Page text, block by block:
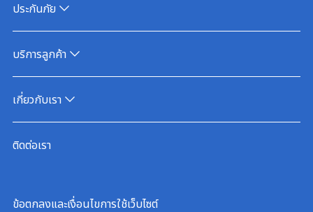
ประกันภัย
บริการลูกค้า
เกี่ยวกับเรา
ติดต่อเรา
ข้อตกลงและเงื่อนไขการใช้เว็บไซต์